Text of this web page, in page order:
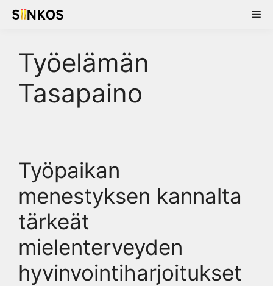
Skip
Työelämän
Tasapaino
Työpaikan
menestyksen kannalta
tärkeät
mielenterveyden
hyvinvointiharjoitukset